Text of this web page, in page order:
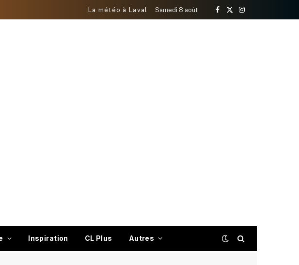
La météo à Laval Samedi 8 août
Facebook
X
Instagram
Inspiration CL Plus Autres